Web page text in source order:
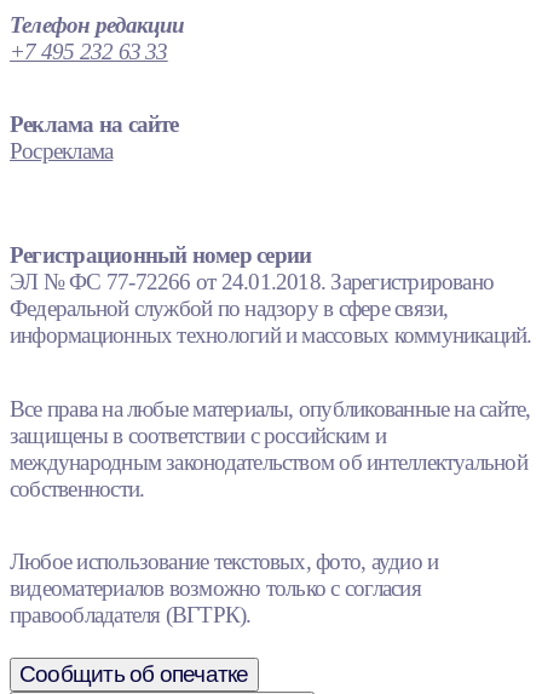
Телефон редакции
+7 495 232 63 33
Реклама на сайте
Росреклама
Регистрационный номер серии
ЭЛ № ФС 77-72266 от 24.01.2018. Зарегистрировано
Федеральной службой по надзору в сфере связи,
информационных технологий и массовых коммуникаций.
Все права на любые материалы, опубликованные на сайте,
защищены в соответствии с российским и
международным законодательством об интеллектуальной
собственности.
Любое использование текстовых, фото, аудио и
видеоматериалов возможно только с согласия
правообладателя (ВГТРК).
Сообщить об опечатке